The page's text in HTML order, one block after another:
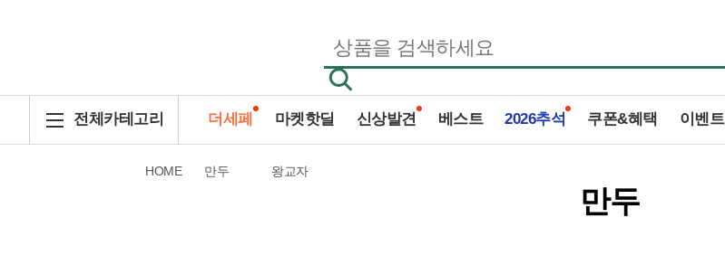
전체카테고리 더세페 마켓핫딜 신상발견 베스트 2026추석 쿠폰&혜택 이벤트
만두
HOME 만두 왕교자